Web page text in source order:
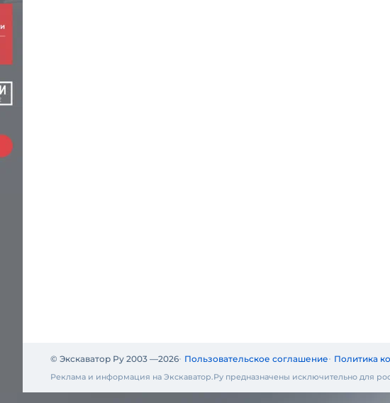
© Экскаватор Ру 2003 —2026 Пользовательское соглашение Политика
Реклама и информация на Экскаватор.Ру предназначены исключительно для